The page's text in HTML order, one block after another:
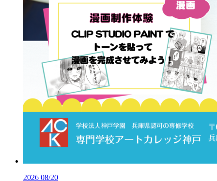
2026 08/20